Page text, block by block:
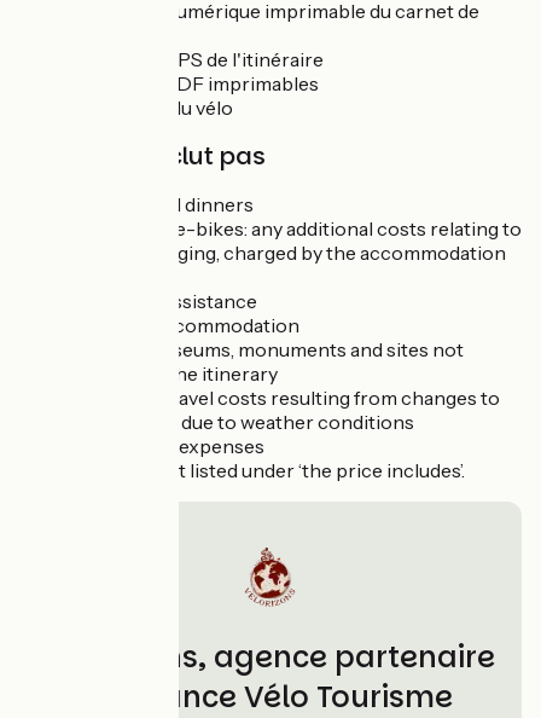
La version numérique imprimable du carnet de
Les traces GPS de l'itinéraire
Les cartes PDF imprimables
La location du vélo
Le prix n'inclut pas
Lunches and dinners
For electric e-bikes: any additional costs relating to
battery charging, charged by the accommodation
Insurance, assistance
Drinks at accommodation
Visits to museums, monuments and sites not
included in the itinerary
Additional travel costs resulting from changes to
the itinerary due to weather conditions
All personal expenses
Anything not listed under ‘the price includes’.
Vélorizons, agence partenaire
de France Vélo Tourisme